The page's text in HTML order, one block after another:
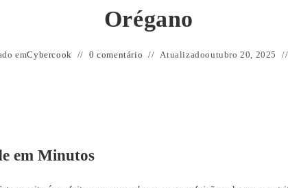
Orégano
emCybercook 0 comentário Atualizadooutubro 20, 2025
em Minutos